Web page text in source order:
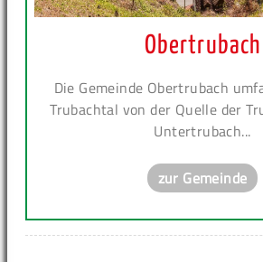
Obertrubach
Die Gemeinde Obertrubach
Trubachtal von der Quelle der
Untertrubach...
zur Gemeinde